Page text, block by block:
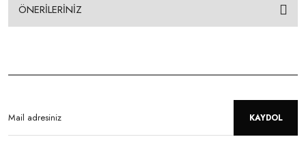
ÖNERİLERİNİZ
KAYDOL